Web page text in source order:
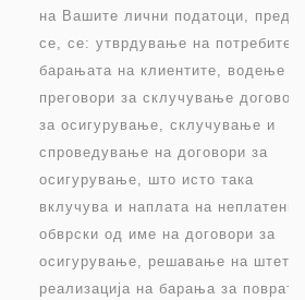
на Вашите лични податоци, пред
се, се: утврдување на потребите и
барањата на клиентите, водење
преговори за склучување договор
за осигурување, склучување и
спроведување на договори за
осигурување, што исто така
вклучува и наплата на неплатени
обврски од име на договори за
осигурување, решавање на штети,
реализација на барања за поврат